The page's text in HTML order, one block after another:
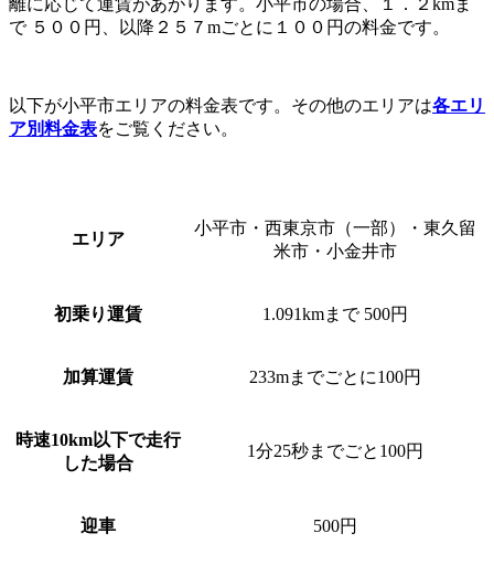
で ５００円、以降２５７mごとに１００円の料金です。
以下が小平市エリアの料金表です。その他のエリアは各エリ
ア別料金表をご覧ください。
エリア
小平市・西東京市（一部）・東久留
米市・小金井市
初乗り運賃 1.091kmまで 500円
加算運賃 233mまでごとに100円
時速10km以下で走行
した場合
1分25秒までごと100円
迎車 500円